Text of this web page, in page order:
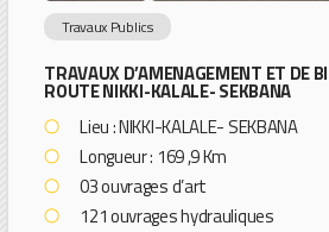
Travaux Publics
TRAVAUX D’AMENAGEMENT ET DE
ROUTE NIKKI-KALALE- SEKBANA
Lieu : NIKKI-KALALE- SEKBANA
Longueur : 169 ,9 Km
03 ouvrages d’art
121 ouvrages hydrauliques